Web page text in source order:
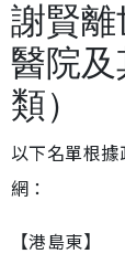
謝賢
醫院
類）
以下名單根
網：
【港島東】